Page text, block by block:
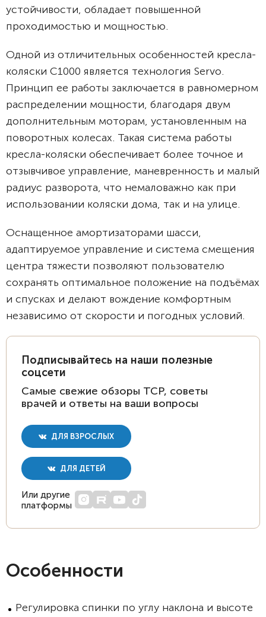
устойчивости, обладает повышенной
проходимостью и мощностью.
Одной из отличительных особенностей кресла-
коляски С1000 является технология Servo.
Принцип ее работы заключается в равномерном
распределении мощности, благодаря двум
дополнительным моторам, установленным на
поворотных колесах. Такая система работы
кресла-коляски обеспечивает более точное и
отзывчивое управление, маневренность и малый
радиус разворота, что немаловажно как при
использовании коляски дома, так и на улице.
Оснащенное амортизаторами шасси,
адаптируемое управление и система смещения
центра тяжести позволяют пользователю
сохранять оптимальное положение на подъёмах
и спусках и делают вождение комфортным
независимо от скорости и погодных условий.
Подписывайтесь на наши полезные
соцсети
Самые свежие обзоры ТСР, советы
врачей и ответы на ваши вопросы
ДЛЯ ВЗРОСЛЫХ
ДЛЯ ДЕТЕЙ
Или другие
платформы
Особенности
Регулировка спинки по углу наклона и высоте